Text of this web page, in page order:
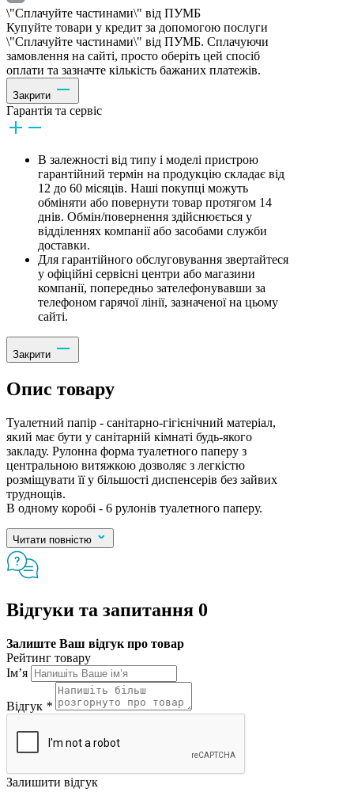
\"Сплачуйте частинами\" від ПУМБ
Купуйте товари у кредит за допомогою послуги
\"Сплачуйте частинами\" від ПУМБ. Сплачуючи
замовлення на сайті, просто оберіть цей спосіб
оплати та зазначте кількість бажаних платежів.
Закрити
Гарантія та сервіс
В залежності від типу і моделі пристрою
гарантійний термін на продукцію складає від
12 до 60 місяців. Наші покупці можуть
обміняти або повернути товар протягом 14
днів. Обмін/повернення здійснюється у
відділеннях компанії або засобами служби
доставки.
Для гарантійного обслуговування звертайтеся
у офіційні сервісні центри або магазини
компанії, попередньо зателефонувавши за
телефоном гарячої лінії, зазначеної на цьому
сайті.
Закрити
Опис товару
Туалетний папір - санітарно-гігієнічний матеріал,
який має бути у санітарній кімнаті будь-якого
закладу. Рулонна форма туалетного паперу з
центральною витяжкою дозволяє з легкістю
розміщувати її у більшості диспенсерів без зайвих
труднощів.
В одному коробі - 6 рулонів туалетного паперу.
Читати повністю
Відгуки та запитання 0
Залиште Ваш відгук про товар
Рейтинг товару
Ім’я
Відгук *
Залишити відгук